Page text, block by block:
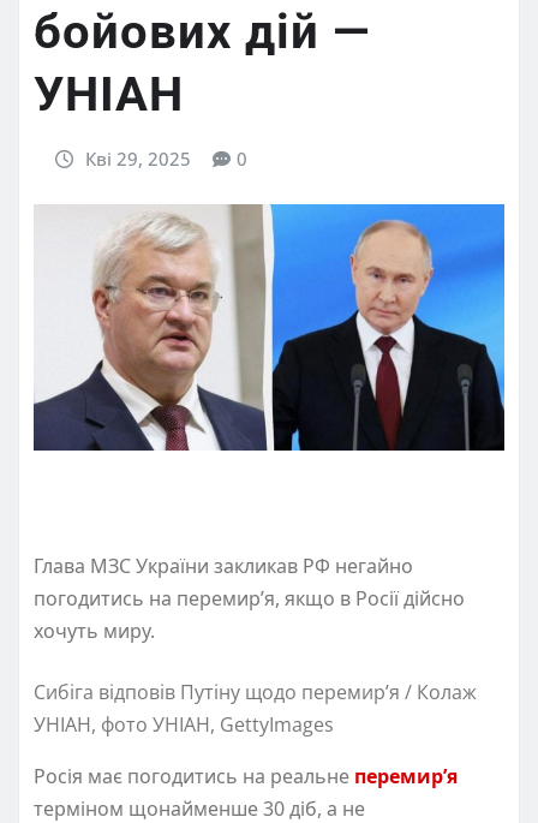
бойових дій —
УНІАН
Кві 29, 2025 0
Глава МЗС України закликав РФ негайно
погодитись на перемир’я, якщо в Росії дійсно
хочуть миру.
Сибіга відповів Путіну щодо перемир’я / Колаж
УНІАН, фото УНІАН, GettyImages
Росія має погодитись на реальне перемир’я
терміном щонайменше 30 діб, а не